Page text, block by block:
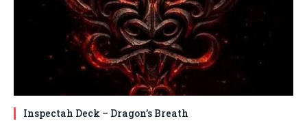
Inspectah Deck – Dragon’s Breath